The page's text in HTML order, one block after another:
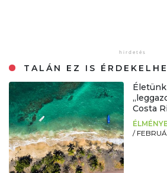
TALÁN EZ IS
Costa
/